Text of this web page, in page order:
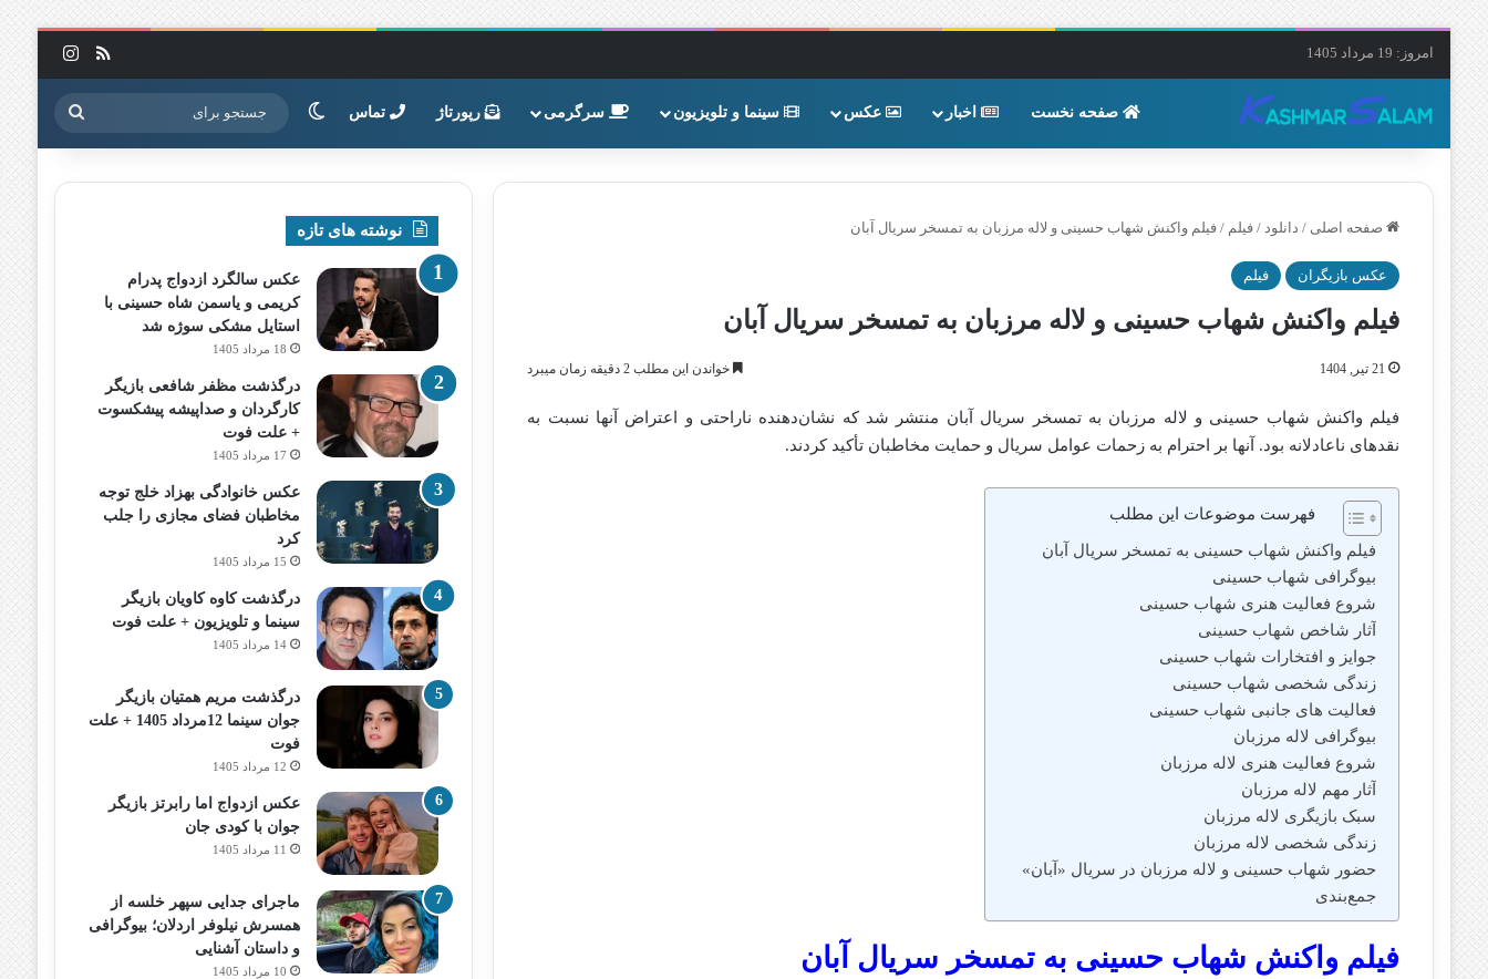
امروز: 19 مرداد 1405 خوراک
صفحه نخست اخبار عکس سینما و تلویزیون سرگرمی رپورتاژ تماس تغییر پوسته جستجو
برای
صفحه اصلی / دانلود / فیلم / فیلم واکنش شهاب حسینی و لاله مرزبان به تمسخر سریال آبان
عکس بازیگران فیلم
فیلم واکنش شهاب حسینی و لاله مرزبان به تمسخر سریال آبان
21 تیر, 1404 خواندن این مطلب 2 دقیقه زمان میبرد
فیلم واکنش شهاب حسینی و لاله مرزبان به تمسخر سریال آبان منتشر شد که نشان‌دهنده ناراحتی و اعتراض آنها نسبت به
نقدهای ناعادلانه بود. آنها بر احترام به زحمات عوامل سریال و حمایت مخاطبان تأکید کردند.
فهرست موضوعات این مطلب
فیلم واکنش شهاب حسینی به تمسخر سریال آبان
بیوگرافی شهاب حسینی
شروع فعالیت هنری شهاب حسینی
آثار شاخص شهاب حسینی
جوایز و افتخارات شهاب حسینی
زندگی شخصی شهاب حسینی
فعالیت‌ های جانبی شهاب حسینی
بیوگرافی لاله مرزبان
شروع فعالیت هنری لاله مرزبان
آثار مهم لاله مرزبان
سبک بازیگری لاله مرزبان
زندگی شخصی لاله مرزبان
حضور شهاب حسینی و لاله مرزبان در سریال «آبان»
جمع‌بندی
فیلم واکنش شهاب حسینی به تمسخر سریال آبان
نوشته های تازه
عکس سالگرد ازدواج پدرام
کریمی و یاسمن شاه‌ حسینی با
استایل مشکی سوژه شد
18 مرداد 1405
درگذشت مظفر شافعی بازیگر
کارگردان و صداپیشه پیشکسوت
+ علت فوت
17 مرداد 1405
عکس خانوادگی بهزاد خلج توجه
مخاطبان فضای مجازی را جلب
کرد
15 مرداد 1405
درگذشت کاوه کاویان بازیگر
سینما و تلویزیون + علت فوت
14 مرداد 1405
درگذشت مریم همتیان بازیگر
جوان سینما 12مرداد 1405 + علت
فوت
12 مرداد 1405
عکس ازدواج اما رابرتز بازیگر
جوان با کودی جان
11 مرداد 1405
ماجرای جدایی سپهر خلسه از
همسرش نیلوفر اردلان؛ بیوگرافی
و داستان آشنایی
10 مرداد 1405